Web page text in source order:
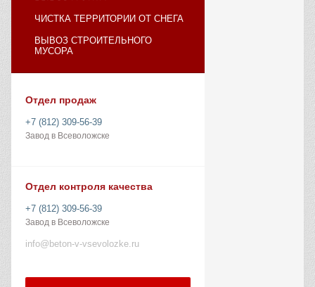
ЧИСТКА ТЕРРИТОРИИ ОТ СНЕГА
ВЫВОЗ СТРОИТЕЛЬНОГО
МУСОРА
Отдел продаж
+7 (812) 309-56-39
Завод в Всеволожске
Отдел контроля качества
+7 (812) 309-56-39
Завод в Всеволожске
info@beton-v-vsevolozke.ru